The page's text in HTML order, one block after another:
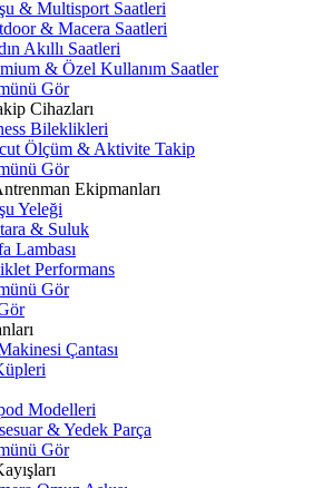
& Multisport Saatleri
& Macera Saatleri
Akıllı Saatleri
& Özel Kullanım Saatler
Gör
Cihazları
Bileklikleri
Ölçüm & Aktivite Takip
Gör
Ekipmanları
Yeleği
& Suluk
Lambası
Performans
Gör
Çantası
Modelleri
& Yedek Parça
Gör